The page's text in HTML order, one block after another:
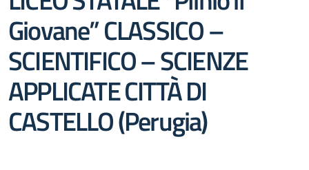
Giovane” CLASSICO –
SCIENTIFICO – SCIENZE
APPLICATE CITTÀ DI
CASTELLO (Perugia)